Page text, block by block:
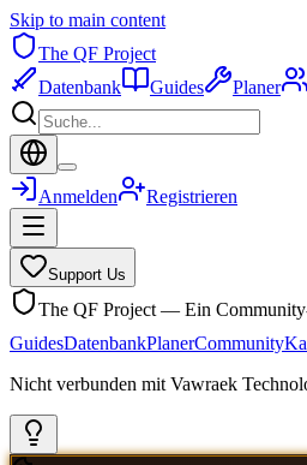
Skip to main content
The QF Project
Datenbank
Guides Planer
Anmelden Registrieren
Support Us
The QF Project — Ein
GuidesDatenbankPlanerCommunity
Nicht verbunden mit Vawraek